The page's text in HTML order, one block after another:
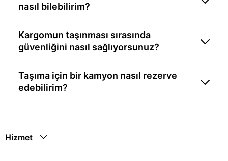
nasıl bilebilirim?
Kargomun taşınması sırasında
güvenliğini nasıl sağlıyorsunuz?
Taşıma için bir kamyon nasıl rezerve
edebilirim?
Hizmet